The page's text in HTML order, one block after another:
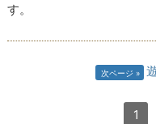
す。
次ページ
1